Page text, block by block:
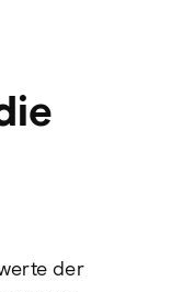
der